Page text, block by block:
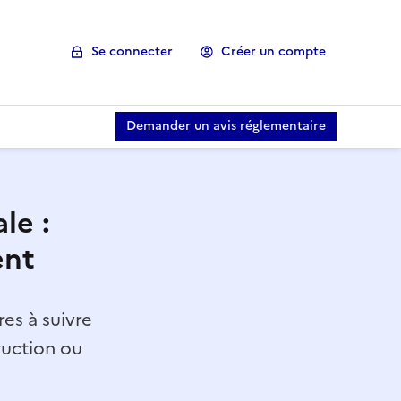
Se connecter Créer un compte
Demander un avis réglementaire
:
à suivre
ou